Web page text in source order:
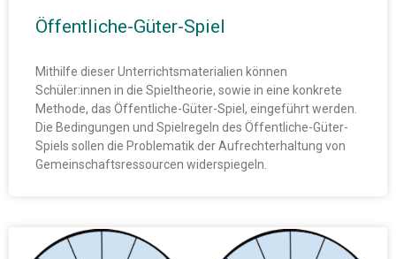
Öffentliche-Güter-Spiel
Mithilfe dieser Unterrichtsmaterialien können
Schüler:innen in die Spieltheorie, sowie in eine konkrete
Methode, das Öffentliche-Güter-Spiel, eingeführt werden.
Die Bedingungen und Spielregeln des Öffentliche-Güter-
Spiels sollen die Problematik der Aufrechterhaltung von
Gemeinschaftsressourcen widerspiegeln.